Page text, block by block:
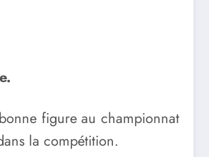
figure au championnat
la compétition.